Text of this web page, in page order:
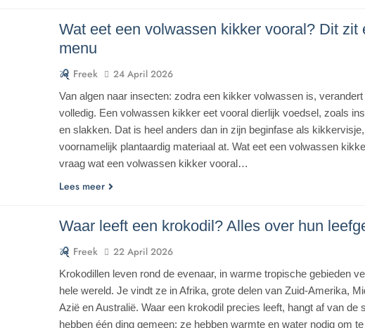
Wat eet een volwassen kikker vooral? Dit zit
menu
Freek 24 April 2026
Van algen naar insecten: zodra een kikker volwassen is, verandert
volledig. Een volwassen kikker eet vooral dierlijk voedsel, zoals
en slakken. Dat is heel anders dan in zijn beginfase als
voornamelijk plantaardig materiaal at. Wat eet een volwassen
vraag wat een volwassen kikker vooral…
Lees meer
Waar leeft een krokodil? Alles over hun
Freek 22 April 2026
Krokodillen leven rond de evenaar, in warme tropische gebieden
hele wereld. Je vindt ze in Afrika, grote delen van Zuid-Amerika,
Azië en Australië. Waar een krokodil precies leeft, hangt af van de
hebben één ding gemeen: ze hebben warmte en water nodig om